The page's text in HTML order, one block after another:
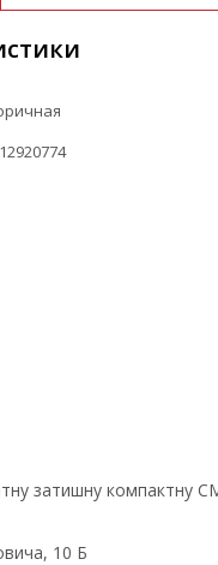
затишну компактну
10 Б